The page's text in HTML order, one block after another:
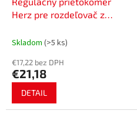
Herz pre rozdeľovač z
mosadze
Skladom (>5 ks)
€17,22 bez DPH
€21,18
DETAIL